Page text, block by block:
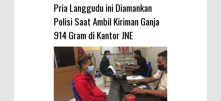
Pria Langgudu ini Diamankan
Polisi Saat Ambil Kiriman Ganja
914 Gram di Kantor JNE